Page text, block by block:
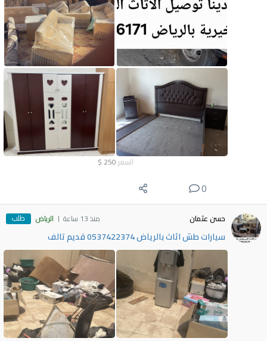
السعر 250
$
0
حسن عثمان منذ 13 ساعة الرياض طلب
سيارات طش اثاث بالرياض 0537422374 قديم تالف